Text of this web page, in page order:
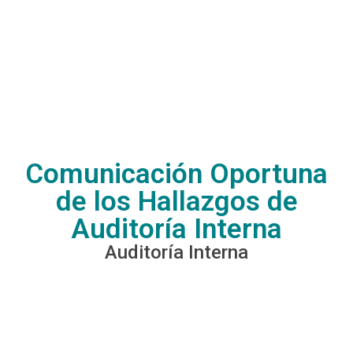
Comunicación Oportuna
de los Hallazgos de
Auditoría Interna
Auditoría Interna